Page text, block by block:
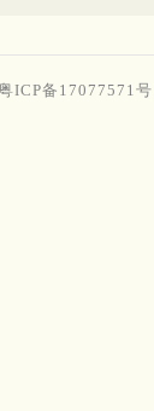
ICP备17077571号